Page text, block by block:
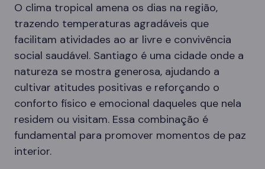
O clima tropical amena os dias na região,
trazendo temperaturas agradáveis que
facilitam atividades ao ar livre e convivência
social saudável. Santiago é uma cidade onde a
natureza se mostra generosa, ajudando a
cultivar atitudes positivas e reforçando o
conforto físico e emocional daqueles que nela
residem ou visitam. Essa combinação é
fundamental para promover momentos de paz
interior.